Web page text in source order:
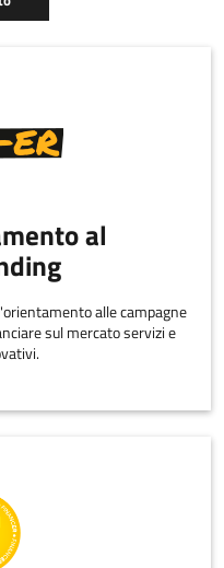
al
alle campagne
sul mercato servizi e